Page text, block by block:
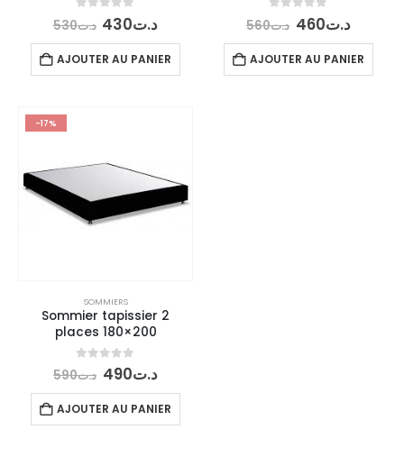
out of 5د.ت530 Le
initial
était :
د.ت530.
د.ت430 Le
actuel
est :
AJOUTER AU PANIER
out of 5د.ت560 Le
initial
était :
د.ت560.
د.ت460 Le
actuel
est :
AJOUTER AU PANIER
-17%
SOMMIERS
Sommier tapissier 2
places 180×200
out of 5د.ت590 Le
prix
initial
était :
د.ت590.
د.ت490 Le
prix
actuel
est :
AJOUTER AU PANIER